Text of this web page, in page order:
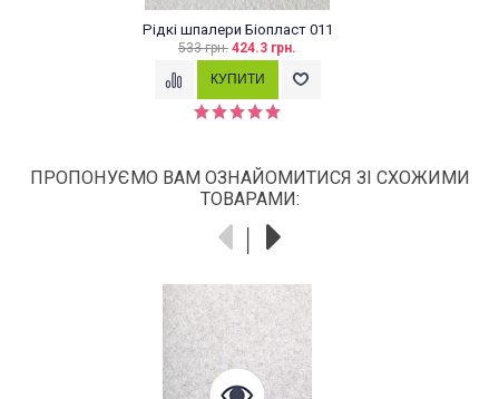
ПРОПОНУЄМО ВАМ ОЗНАЙОМИТИСЯ ЗІ СХОЖИМИ
ТОВАРАМИ: